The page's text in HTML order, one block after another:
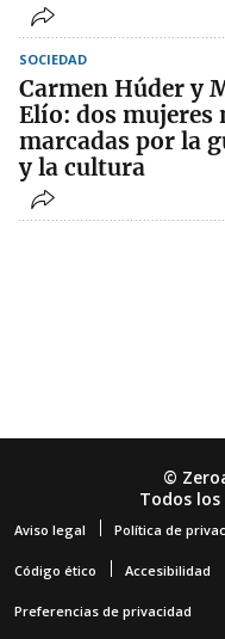
SOCIEDAD
Carmen Húder y
Elío: dos mujeres
marcadas por la
y la cultura
©
Todos los
Aviso legal Política de
Código ético Accesibilidad
Preferencias de privacidad